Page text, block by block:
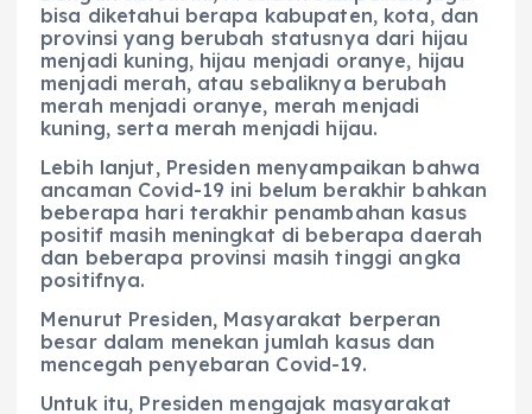
bisa diketahui berapa kabupaten, kota, dan
provinsi yang berubah statusnya dari hijau
menjadi kuning, hijau menjadi oranye, hijau
menjadi merah, atau sebaliknya berubah
merah menjadi oranye, merah menjadi
kuning, serta merah menjadi hijau.
Lebih lanjut, Presiden menyampaikan bahwa
ancaman Covid-19 ini belum berakhir bahkan
beberapa hari terakhir penambahan kasus
positif masih meningkat di beberapa daerah
dan beberapa provinsi masih tinggi angka
positifnya.
Menurut Presiden, Masyarakat berperan
besar dalam menekan jumlah kasus dan
mencegah penyebaran Covid-19.
Untuk itu, Presiden mengajak masyarakat